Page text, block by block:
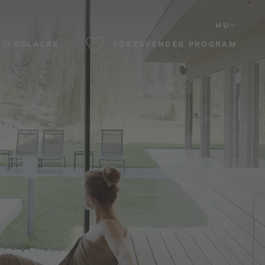
HU
FOGLALÁS TÖRZSVENDÉG PROGRAM